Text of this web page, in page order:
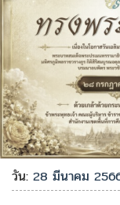
วัน:28 มีนาคม